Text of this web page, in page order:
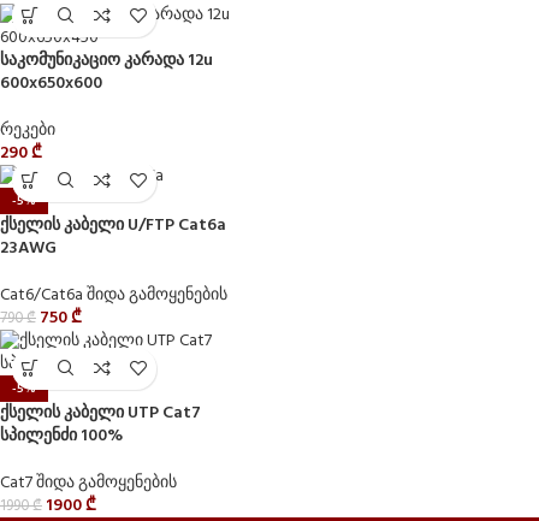
საკომუნიკაციო კარადა 12u
600x650x600
რეკები
290₾
-5%
ქსელის კაბელი U/FTP Cat6a
23AWG
Cat6/Cat6a შიდა გამოყენების
790₾ 750₾
-5%
ქსელის კაბელი UTP Cat7
სპილენძი 100%
Cat7 შიდა გამოყენების
1990₾ 1900₾